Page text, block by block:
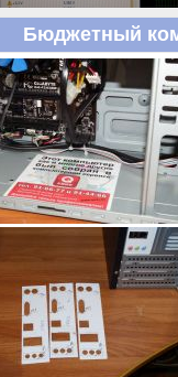
Бюджетный